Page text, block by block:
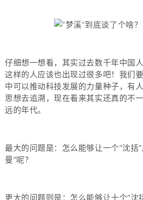
仔细想一想看，其实过去数千年中国
这样的人应该也出现过很多吧！我们
中可以推动科技发展的力量种子，有
思想去追溯，现在看来其实还真的不
远的年代。
最大的问题是： 怎么能够让一个“沈括
曼”呢？
更大的问题则是： 怎么能够让十个“沈